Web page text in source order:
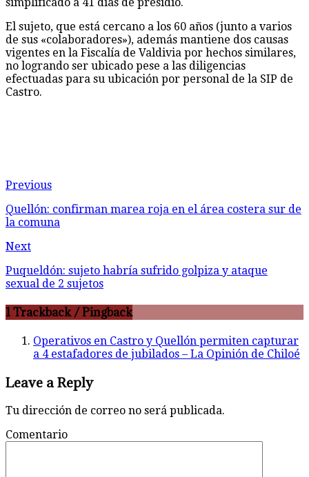
El sujeto, que está cercano a los 60 años (junto a varios
de sus «colaboradores»), además mantiene dos causas
vigentes en la Fiscalía de Valdivia por hechos similares,
no logrando ser ubicado pese a las diligencias
efectuadas para su ubicación por personal de la SIP de
Castro.
Previous
Quellón: confirman marea roja en el área costera sur de
la comuna
Next
Puqueldón: sujeto habría sufrido golpiza y ataque
sexual de 2 sujetos
1 Trackback / Pingback
Operativos en Castro y Quellón permiten capturar
a 4 estafadores de jubilados – La Opinión de Chiloé
Leave a Reply
Tu dirección de correo no será publicada.
Comentario